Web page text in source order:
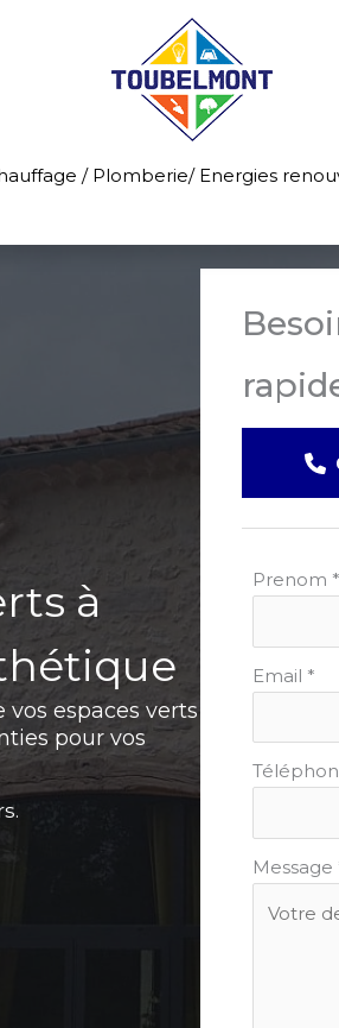
/ Plomberie/ Energies
à
espaces verts
pour vos
Formulaire
avec
téléphone
Prenom *
Email *
Message